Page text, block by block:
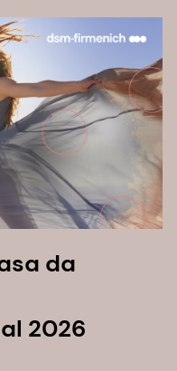
da
2026